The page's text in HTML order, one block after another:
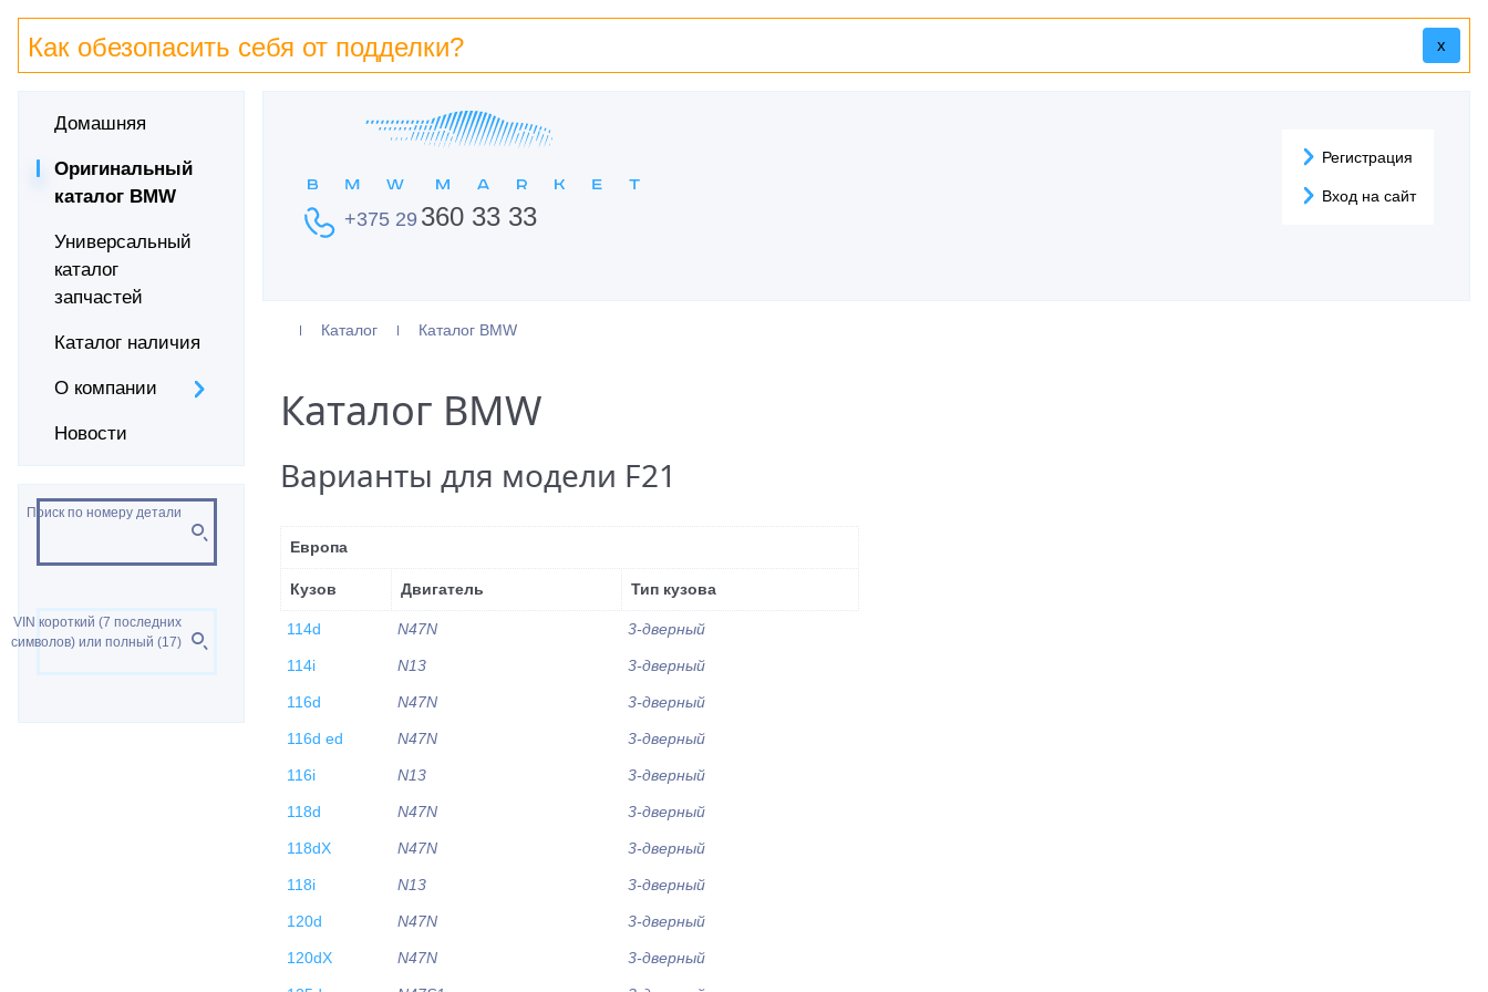
Как обезопасить себя от подделки? x
+375 29 360 33 33
Регистрация
Вход на сайт
Каталог Каталог BMW
Каталог BMW
Варианты для модели F21
Европа
Кузов Двигатель Тип кузова
114d N47N 3-дверный
114i N13 3-дверный
116d N47N 3-дверный
116d ed N47N 3-дверный
116i N13 3-дверный
118d N47N 3-дверный
118dX N47N 3-дверный
118i N13 3-дверный
120d N47N 3-дверный
120dX N47N 3-дверный
Домашняя
Оригинальный
каталог BMW
Универсальный
каталог
запчастей
Каталог наличия
О компании
Новости
Поиск по номеру детали
VIN короткий (7 последних
символов) или полный (17)